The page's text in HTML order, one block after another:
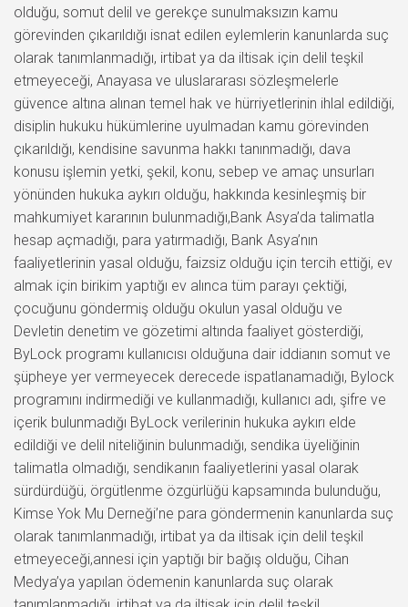
olduğu, somut delil ve gerekçe sunulmaksızın kamu
görevinden çıkarıldığı isnat edilen eylemlerin kanunlarda suç
olarak tanımlanmadığı, irtibat ya da iltisak için delil teşkil
etmeyeceği, Anayasa ve uluslararası sözleşmelerle
güvence altına alınan temel hak ve hürriyetlerinin ihlal edildiği,
disiplin hukuku hükümlerine uyulmadan kamu görevinden
çıkarıldığı, kendisine savunma hakkı tanınmadığı, dava
konusu işlemin yetki, şekil, konu, sebep ve amaç unsurları
yönünden hukuka aykırı olduğu, hakkında kesinleşmiş bir
mahkumiyet kararının bulunmadığı,Bank Asya’da talimatla
hesap açmadığı, para yatırmadığı, Bank Asya’nın
faaliyetlerinin yasal olduğu, faizsiz olduğu için tercih ettiği, ev
almak için birikim yaptığı ev alınca tüm parayı çektiği,
çocuğunu göndermiş olduğu okulun yasal olduğu ve
Devletin denetim ve gözetimi altında faaliyet gösterdiği,
ByLock programı kullanıcısı olduğuna dair iddianın somut ve
şüpheye yer vermeyecek derecede ispatlanamadığı, Bylock
programını indirmediği ve kullanmadığı, kullanıcı adı, şifre ve
içerik bulunmadığı ByLock verilerinin hukuka aykırı elde
edildiği ve delil niteliğinin bulunmadığı, sendika üyeliğinin
talimatla olmadığı, sendikanın faaliyetlerini yasal olarak
sürdürdüğü, örgütlenme özgürlüğü kapsamında bulunduğu,
Kimse Yok Mu Derneği’ne para göndermenin kanunlarda suç
olarak tanımlanmadığı, irtibat ya da iltisak için delil teşkil
etmeyeceği,annesi için yaptığı bir bağış olduğu, Cihan
Medya’ya yapılan ödemenin kanunlarda suç olarak